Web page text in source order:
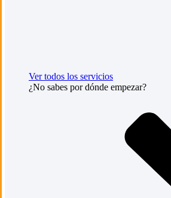
Ver todos los servicios
¿No sabes por dónde empezar?